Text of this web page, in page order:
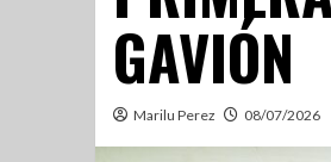
GAVIÓN
Marilu Perez 08/07/2026